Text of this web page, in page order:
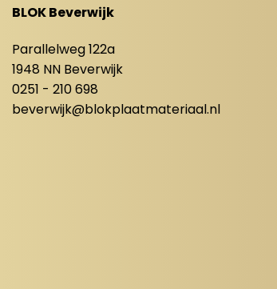
BLOK Beverwijk
Parallelweg 122a
1948 NN Beverwijk
0251 - 210 698
beverwijk@blokplaatmateriaal.nl